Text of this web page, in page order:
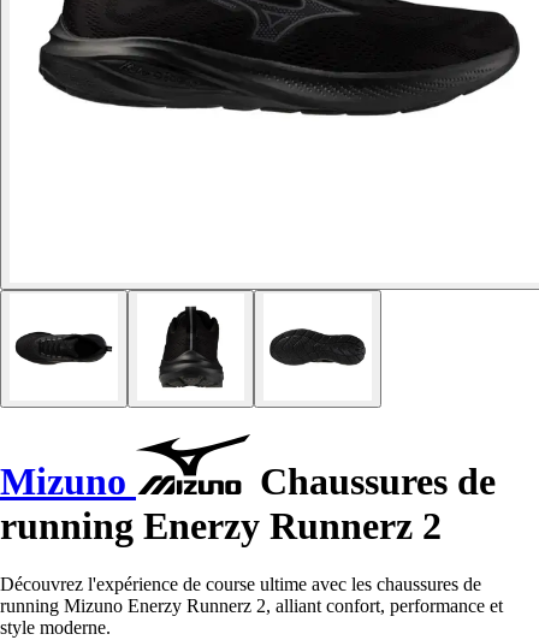
Mizuno
Chaussures de
running Enerzy Runnerz 2
Découvrez l'expérience de course ultime avec les chaussures de
running Mizuno Enerzy Runnerz 2, alliant confort, performance et
style moderne.